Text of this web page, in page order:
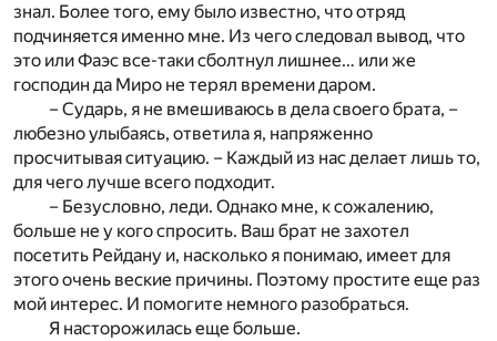
знал. Более того, ему было известно, что отряд
подчиняется именно мне. Из чего следовал вывод, что
это или Фаэс все-таки сболтнул лишнее… или же
господин да Миро не терял времени даром.
– Сударь, я не вмешиваюсь в дела своего брата, –
любезно улыбаясь, ответила я, напряженно
просчитывая ситуацию. – Каждый из нас делает лишь то,
для чего лучше всего подходит.
– Безусловно, леди. Однако мне, к сожалению,
больше не у кого спросить. Ваш брат не захотел
посетить Рейдану и, насколько я понимаю, имеет для
этого очень веские причины. Поэтому простите еще раз
мой интерес. И помогите немного разобраться.
Я насторожилась еще больше.